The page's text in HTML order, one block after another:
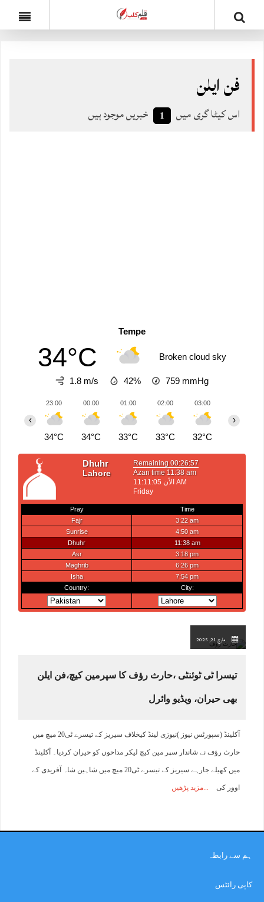
فن ایلن
اس کیٹا گری میں 1 خبریں موجود ہیں
Tempe
34°C Broken cloud sky
1.8 m/s 42% 759 mmHg
23:00
34°C
00:00
34°C
01:00
33°C
02:00
33°C
03:00
32°C
‹ ›
مارچ 21, 2025
تیسرا ٹی ٹوئنٹی ،حارث رﺅف کا سپرمین کیچ،فن ایلن
بھی حیران، ویڈیو وائرل
آکلینڈ (سپورٹس نیوز )نیوزی لینڈ کیخلاف سیریز کے تیسرے ٹی20 میچ میں
حارث رﺅف نے شاندار سپر مین کیچ لیکر مداحوں کو حیران کردیا۔ آکلینڈ
میں کھیلے جارہے سیریز کے تیسرے ٹی20 میچ میں شاہین شاہ آفریدی کے
اوور کی مزید پڑھیں
ہم سے رابطہ
کاپی رائٹس